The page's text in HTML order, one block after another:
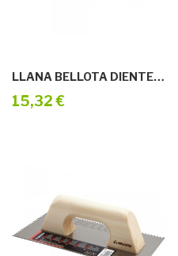
LLANA BELLOTA DIENTE 5873-10
15,32 €